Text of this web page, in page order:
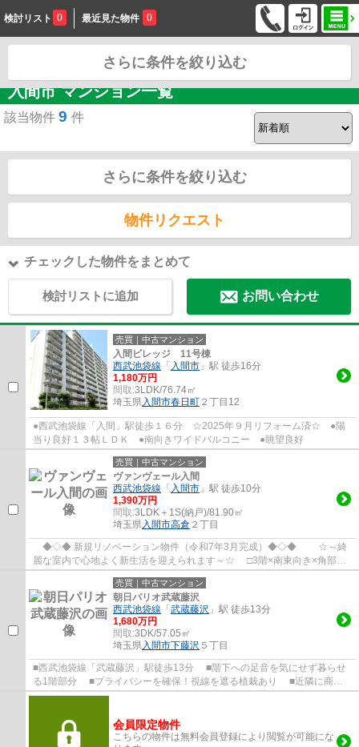
検討リスト 0 最近見た物件 0
入間市 マンション一覧
該当物件 9 件
さらに条件を絞り込む
物件リクエスト
チェックした物件をまとめて
検討リストに追加 お問い合わせ
売買｜中古マンション
入間ビレッジ 11号棟
西武池袋線 「 入間市 」駅 徒歩16分
1,180万円
間取:3LDK/76.74㎡
埼玉県入間市春日町 ２丁目12
●西武池袋線「入間」駅徒歩１６分 ☆2025年９月リフォーム済☆ ●陽
当り良好１３帖ＬＤＫ ●南向きワイドバルコニー ●眺望良好
売買｜中古マンション
ヴァンヴェール入間
西武池袋線 「 入間市 」駅 徒歩10分
1,390万円
間取:3LDK＋1S(納戸)/81.90㎡
埼玉県入間市高倉 ２丁目
◆◇◆ 新規リノベーション物件（令和7年3月完成）◆◇◆ ☆～綺
麗な室内で心地よく新生活を迎えられます～☆ □3階×南東向き×角部屋
につき、陽当たり通風良好です！ □マルチスペー...
売買｜中古マンション
朝日パリオ武蔵藤沢
西武池袋線 「 武蔵藤沢 」駅 徒歩13分
1,680万円
間取:3DK/57.05㎡
埼玉県入間市下藤沢 ５丁目
■西武池袋線「武蔵藤沢」駅徒歩13分 ■階下への足音を気にせず暮らせ
る1階部分 ■プライバシーを確保！視線を遮る植栽あり ■近隣に商業
施設が多数あり、生活に便利な住環境！ ■新...
会員限定物件
こちらの物件は無料会員登録により閲覧が可能にな
さらに条件を絞り込む